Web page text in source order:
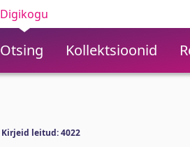
Digikogu
Otsing Kollektsioonid
Kirjeid leitud: 4022